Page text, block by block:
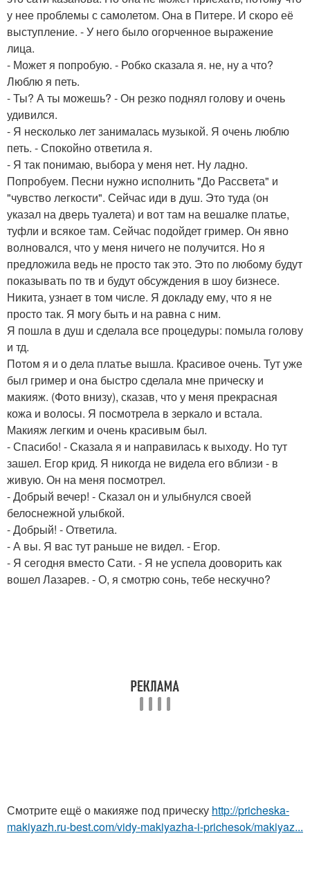
у нее проблемы с самолетом. Она в Питере. И скоро её
выступление. - У него было огорченное выражение
лица.
- Может я попробую. - Робко сказала я. не, ну а что?
Люблю я петь.
- Ты? А ты можешь? - Он резко поднял голову и очень
удивился.
- Я несколько лет занималась музыкой. Я очень люблю
петь. - Спокойно ответила я.
- Я так понимаю, выбора у меня нет. Ну ладно.
Попробуем. Песни нужно исполнить "До Рассвета" и
"чувство легкости". Сейчас иди в душ. Это туда (он
указал на дверь туалета) и вот там на вешалке платье,
туфли и всякое там. Сейчас подойдет гример. Он явно
волновался, что у меня ничего не получится. Но я
предложила ведь не просто так это. Это по любому будут
показывать по тв и будут обсуждения в шоу бизнесе.
Никита, узнает в том числе. Я докладу ему, что я не
просто так. Я могу быть и на равна с ним.
Я пошла в душ и сделала все процедуры: помыла голову
и тд.
Потом я и о дела платье вышла. Красивое очень. Тут уже
был гример и она быстро сделала мне прическу и
макияж. (Фото внизу), сказав, что у меня прекрасная
кожа и волосы. Я посмотрела в зеркало и встала.
Макияж легким и очень красивым был.
- Спасибо! - Сказала я и направилась к выходу. Но тут
зашел. Егор крид. Я никогда не видела его вблизи - в
живую. Он на меня посмотрел.
- Добрый вечер! - Сказал он и улыбнулся своей
белоснежной улыбкой.
- Добрый! - Ответила.
- А вы. Я вас тут раньше не видел. - Егор.
- Я сегодня вместо Сати. - Я не успела дооворить как
вошел Лазарев. - О, я смотрю сонь, тебе нескучно?
Смотрите ещё о макияже под прическу http://pricheska-
makiyazh.ru-best.com/vidy-makiyazha-i-prichesok/makiyaz...